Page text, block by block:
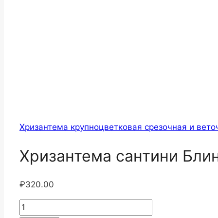
Хризантема крупноцветковая срезочная и
Хризантема сантини
₽320.00
Количество